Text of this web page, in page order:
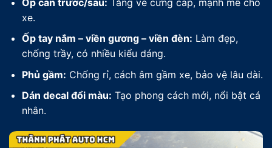
xe.
Ốp tay nắm – viền gương – viền đèn: Làm đẹp,
chống trầy, có nhiều kiểu dáng.
Phủ gầm: Chống rỉ, cách âm gầm xe, bảo vệ lâu dài.
Dán decal đổi màu: Tạo phong cách mới, nổi bật cá
nhân.